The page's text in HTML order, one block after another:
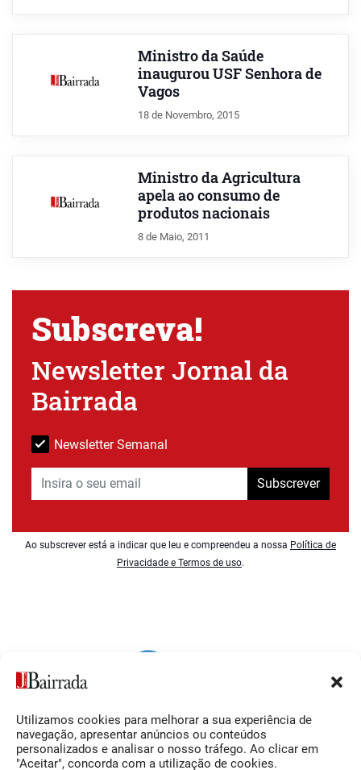
Utilizamos cookies para melhorar a sua experiência de
navegação, apresentar anúncios ou conteúdos
personalizados e analisar o nosso tráfego. Ao clicar em
"Aceitar", concorda com a utilização de cookies.
Ministro da Saúde
inaugurou USF Senhora de
Vagos
18 de Novembro, 2015
Ministro da Agricultura
apela ao consumo de
produtos nacionais
8 de Maio, 2011
Subscreva!
Newsletter Jornal da
Bairrada
Newsletter Semanal
Subscrever
Ao subscrever está a indicar que leu e compreendeu a nossa Política de
Privacidade e Termos de uso.
Siga-nos
Facebook
O Jornal da Bairrada
Contactos